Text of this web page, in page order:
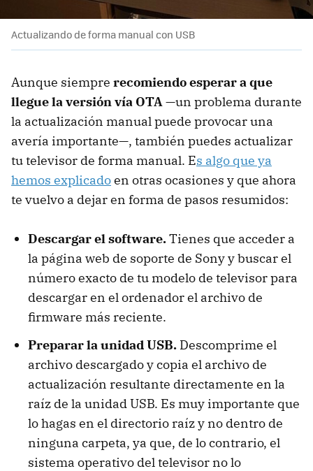
Actualizando de forma manual con USB
Aunque siempre recomiendo esperar a que
llegue la versión vía OTA—un problema durante
la actualización manual puede provocar una
avería importante—, también puedes actualizar
tu televisor de forma manual. Es algo que ya
hemos explicadoen otras ocasiones y que ahora
te vuelvo a dejar en forma de pasos resumidos:
Descargar el software.Tienes que acceder a
la página web de soporte de Sony y buscar el
número exacto de tu modelo de televisor para
descargar en el ordenador el archivo de
firmware más reciente.
Preparar la unidad USB. Descomprime el
archivo descargado y copia el archivo de
actualización resultante directamente en la
raíz de la unidad USB. Es muy importante que
lo hagas en el directorio raíz y no dentro de
ninguna carpeta, ya que, de lo contrario, el
sistema operativo del televisor no lo